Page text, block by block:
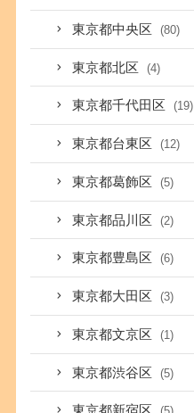
東京都中央区 (80)
東京都北区 (4)
東京都千代田区 (19)
東京都台東区 (12)
東京都葛飾区 (5)
東京都品川区 (2)
東京都豊島区 (6)
東京都大田区 (3)
東京都文京区 (1)
東京都渋谷区 (5)